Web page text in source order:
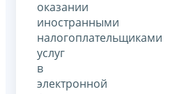
оказании
иностранными
налогоплательщиками
услуг
в
электронной